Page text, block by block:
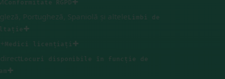
RGPD
Portugheză, Spaniolă și alteleLimbi de
✚
licențiați✚
Locuri disponibile în funcție de